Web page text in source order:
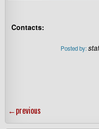
Contacts:
Posted by:
←previous